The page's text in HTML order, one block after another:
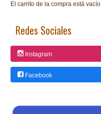
El carrito de la compra está vacío
Redes Sociales
Instagram
Facebook